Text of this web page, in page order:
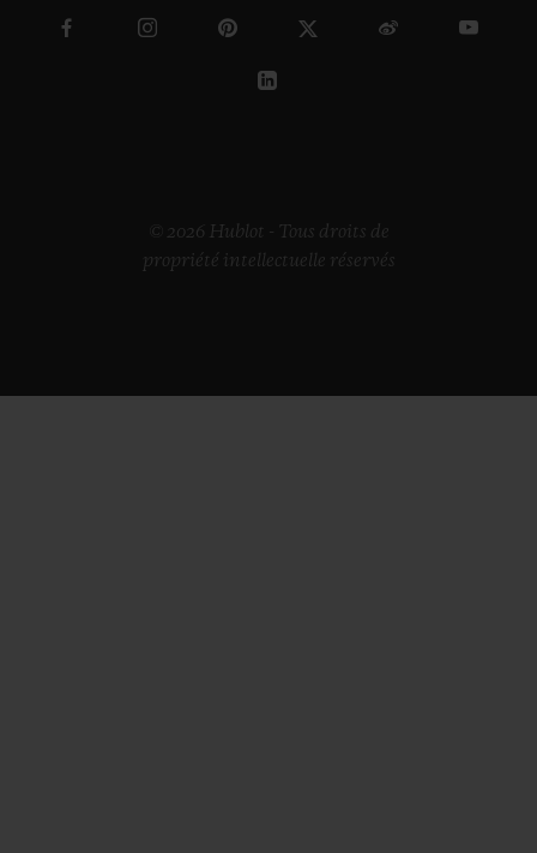
© 2026 Hublot - Tous droits de
propriété intellectuelle réservés